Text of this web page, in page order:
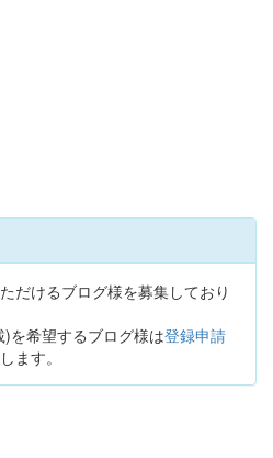
だけるブログ様を募集しており
を希望するブログ様は登録申請
ます。